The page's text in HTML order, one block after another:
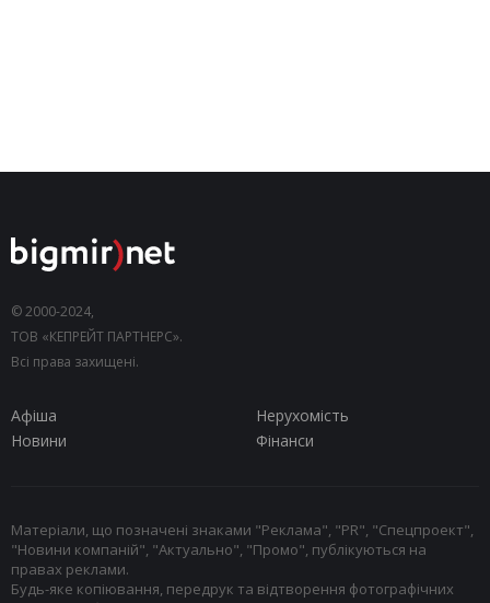
© 2000-2024,
ТОВ «КЕПРЕЙТ ПАРТНЕРС».
Всі права захищені.
Афіша
Нерухомість
Новини
Фінанси
Матеріали, що позначені знаками "Реклама", "PR", "Спецпроект",
"Новини компаній", "Актуально", "Промо", публікуються на
правах реклами.
Будь-яке копіювання, передрук та відтворення фотографічних